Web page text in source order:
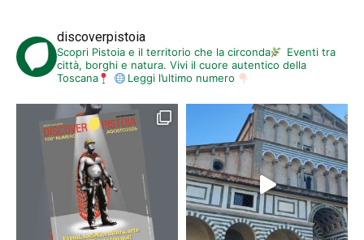
discoverpistoia
Scopri Pistoia e il territorio che la circonda
Eventi tra
città, borghi e natura. Vivi il cuore autentico della
Toscana
Leggi l’ultimo numero